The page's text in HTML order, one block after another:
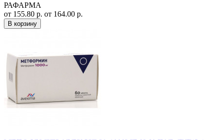
РАФАРМА
от 155.80 р. от 164.00 р.
В корзину